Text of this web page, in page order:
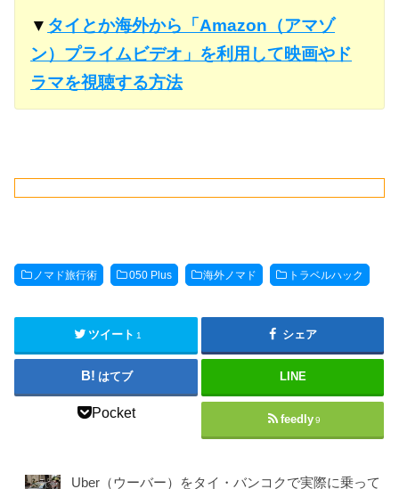
▼ タイとか海外から「Amazon（アマゾ
ン）プライムビデオ」を利用して映画やド
ラマを視聴する方法
ノマド旅行術 050 Plus 海外ノマド トラベルハック
ツイート 1 シェア
はてブ LINE
Pocket feedly 9
Uber（ウーバー）をタイ・バンコクで実際に乗って